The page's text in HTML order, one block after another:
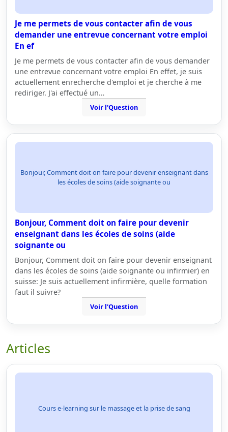
Je me permets de vous contacter afin de vous
demander une entrevue concernant votre emploi
En ef
Je me permets de vous contacter afin de vous demander
une entrevue concernant votre emploi En effet, je suis
actuellement enrecherche d'emploi et je cherche à me
rediriger. J'ai effectué un…
Voir l'Question
Bonjour, Comment doit on faire pour devenir enseignant dans
les écoles de soins (aide soignante ou
Bonjour, Comment doit on faire pour devenir
enseignant dans les écoles de soins (aide
soignante ou
Bonjour, Comment doit on faire pour devenir enseignant
dans les écoles de soins (aide soignante ou infirmier) en
suisse: Je suis actuellement infirmière, quelle formation
faut il suivre?
Voir l'Question
Articles
Cours e-learning sur le massage et la prise de sang